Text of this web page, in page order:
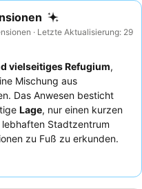
· Letzte Aktualisierung: 29
vielseitiges Refugium,
Mischung aus
Das Anwesen besticht
Lage, nur einen kurzen
lebhaften Stadtzentrum
zu Fuß zu erkunden.
Nutzung vorgeheizt